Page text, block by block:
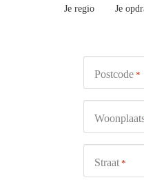
Je regio Je
Postcode *
Straat *